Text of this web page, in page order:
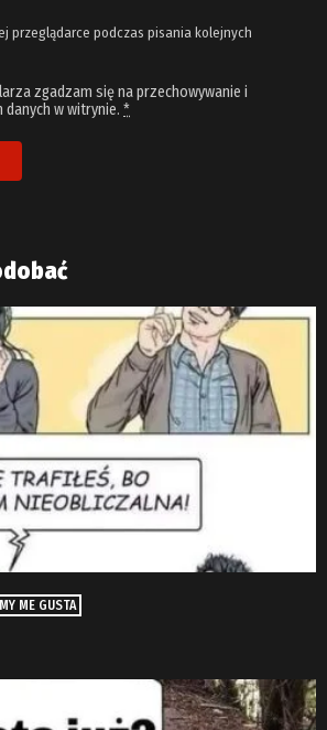
przeglądarce podczas pisania kolejnych
zgadzam się na przechowywanie i
w witrynie. *
ME GUSTA